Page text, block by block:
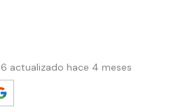
actualizado hace 4 meses